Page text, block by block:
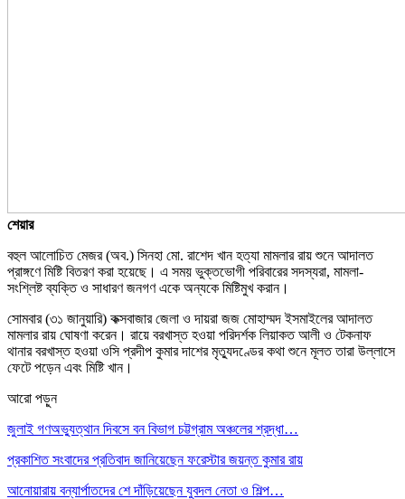
শেয়ার
বহুল আলোচিত মেজর (অব.) সিনহা মো. রাশেদ খান হত্যা মামলার রায় শুনে আদালত
প্রাঙ্গণে মিষ্টি বিতরণ করা হয়েছে। এ সময় ভুক্তভোগী পরিবারের সদস্যরা, মামলা-
সংশ্লিষ্ট ব্যক্তি ও সাধারণ জনগণ একে অন্যকে মিষ্টিমুখ করান।
সোমবার (৩১ জানুয়ারি) কক্সবাজার জেলা ও দায়রা জজ মোহাম্মদ ইসমাইলের আদালত
মামলার রায় ঘোষণা করেন। রায়ে বরখাস্ত হওয়া পরিদর্শক লিয়াকত আলী ও টেকনাফ
থানার বরখাস্ত হওয়া ওসি প্রদীপ কুমার দাশের মৃত্যুদণ্ডের কথা শুনে মূলত তারা উল্লাসে
ফেটে পড়েন এবং মিষ্টি খান।
আরো পড়ুন
জুলাই গণঅভ্যুত্থান দিবসে বন বিভাগ চট্টগ্রাম অঞ্চলের শ্রদ্ধা…
প্রকাশিত সংবাদের প্রতিবাদ জানিয়েছেন ফরেস্টার জয়ন্ত কুমার রায়
আনোয়ারায় বন্যার্পাতদের শে দাঁড়িয়েছেন যুবদল নেতা ও শিল্প…